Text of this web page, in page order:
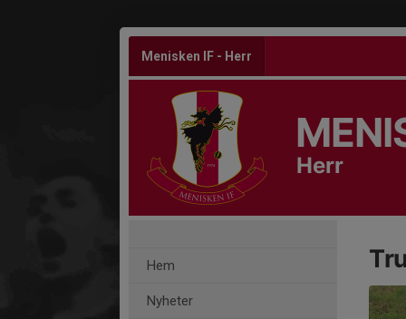
Menisken IF - Herr
Herr
Hem
Nyheter